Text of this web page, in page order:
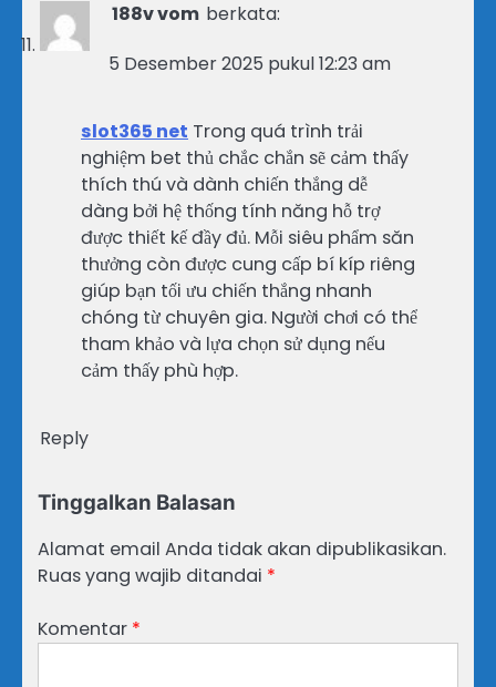
188v vom berkata:
5 Desember 2025 pukul 12:23 am
slot365 net Trong quá trình trải
nghiệm bet thủ chắc chắn sẽ cảm thấy
thích thú và dành chiến thắng dễ
dàng bởi hệ thống tính năng hỗ trợ
được thiết kế đầy đủ. Mỗi siêu phẩm săn
thưởng còn được cung cấp bí kíp riêng
giúp bạn tối ưu chiến thắng nhanh
chóng từ chuyên gia. Người chơi có thể
tham khảo và lựa chọn sử dụng nếu
cảm thấy phù hợp.
Reply
Tinggalkan Balasan
Alamat email Anda tidak akan dipublikasikan.
Ruas yang wajib ditandai *
Komentar *